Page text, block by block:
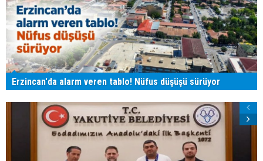
Erzincan'da alarm veren tablo! Nüfus düşüşü sürüyor